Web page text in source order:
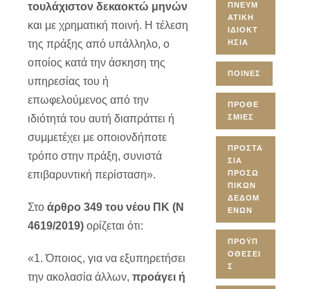
τουλάχιστον δεκαοκτώ μηνών
και με χρηματική ποινή. Η τέλεση
της πράξης από υπάλληλο, ο
οποίος κατά την άσκηση της
υπηρεσίας του ή
επωφελούμενος από την
ιδιότητά του αυτή διαπράττει ή
συμμετέχει με οποιονδήποτε
τρόπο στην πράξη, συνιστά
επιβαρυντική περίσταση».
Στο άρθρο 349 του νέου ΠΚ (Ν
4619/2019) ορίζεται ότι:
«1. Όποιος, για να εξυπηρετήσει
την ακολασία άλλων, προάγει ή
ΠΝΕΥΜ
ΑΤΙΚΉ
ΙΔΙΟΚΤ
ΗΣΊΑ
ΠΟΙΝΈΣ
ΠΡΟΘΕ
ΣΜΊΕΣ
ΠΡΟΣΤΑ
ΣΊΑ
ΠΡΟΣΩ
ΠΙΚΏΝ
ΔΕΔΟΜ
ΈΝΩΝ
ΠΡΟΫΠ
ΟΘΈΣΕΙ
Σ